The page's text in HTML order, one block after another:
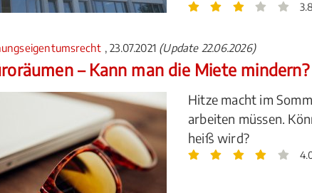
, 23.07.2021 (Update 22.06.2026)
– Kann man die Miete mindern?
Hitze macht im
arbeiten müssen.
heiß wird?